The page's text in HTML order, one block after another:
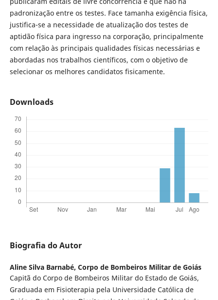
padronização entre os testes. Face tamanha exigência física,
justifica-se a necessidade de atualização dos testes de
aptidão física para ingresso na corporação, principalmente
com relação às principais qualidades físicas necessárias e
abordadas nos trabalhos científicos, com o objetivo de
selecionar os melhores candidatos fisicamente.
Downloads
Biografia do Autor
Aline Silva Barnabé, Corpo de Bombeiros Militar de Goiás
Capitã do Corpo de Bombeiros Militar do Estado de Goiás,
Graduada em Fisioterapia pela Universidade Católica de